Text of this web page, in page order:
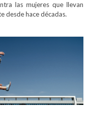
las mujeres que llevan
desde hace décadas.